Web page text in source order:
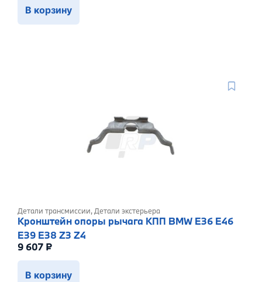
В корзину
Детали трансмиссии,Детали экстерьера
Кронштейн опоры рычага КПП BMW E36 E46
E39 E38 Z3 Z4
9 607 ₽
В корзину